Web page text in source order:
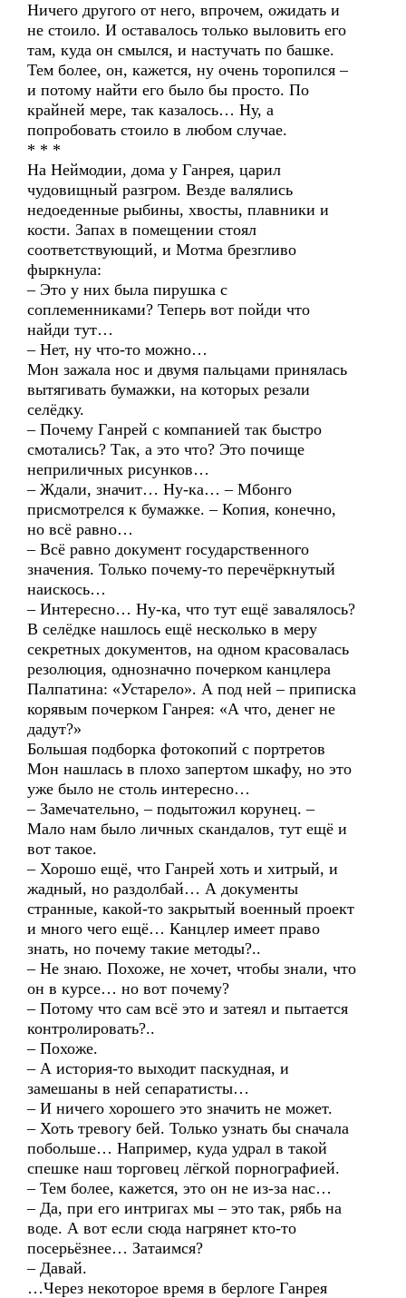
Ничего другого от него, впрочем, ожидать и
не стоило. И оставалось только выловить его
там, куда он смылся, и настучать по башке.
Тем более, он, кажется, ну очень торопился –
и потому найти его было бы просто. По
крайней мере, так казалось… Ну, а
попробовать стоило в любом случае.
* * *
На Неймодии, дома у Ганрея, царил
чудовищный разгром. Везде валялись
недоеденные рыбины, хвосты, плавники и
кости. Запах в помещении стоял
соответствующий, и Мотма брезгливо
фыркнула:
– Это у них была пирушка с
соплеменниками? Теперь вот пойди что
найди тут…
– Нет, ну что-то можно…
Мон зажала нос и двумя пальцами принялась
вытягивать бумажки, на которых резали
селёдку.
– Почему Ганрей с компанией так быстро
смотались? Так, а это что? Это почище
неприличных рисунков…
– Ждали, значит… Ну-ка… – Мбонго
присмотрелся к бумажке. – Копия, конечно,
но всё равно…
– Всё равно документ государственного
значения. Только почему-то перечёркнутый
наискось…
– Интересно… Ну-ка, что тут ещё завалялось?
В селёдке нашлось ещё несколько в меру
секретных документов, на одном красовалась
резолюция, однозначно почерком канцлера
Палпатина: «Устарело». А под ней – приписка
корявым почерком Ганрея: «А что, денег не
дадут?»
Большая подборка фотокопий с портретов
Мон нашлась в плохо запертом шкафу, но это
уже было не столь интересно…
– Замечательно, – подытожил корунец. –
Мало нам было личных скандалов, тут ещё и
вот такое.
– Хорошо ещё, что Ганрей хоть и хитрый, и
жадный, но раздолбай… А документы
странные, какой-то закрытый военный проект
и много чего ещё… Канцлер имеет право
знать, но почему такие методы?..
– Не знаю. Похоже, не хочет, чтобы знали, что
он в курсе… но вот почему?
– Потому что сам всё это и затеял и пытается
контролировать?..
– Похоже.
– А история-то выходит паскудная, и
замешаны в ней сепаратисты…
– И ничего хорошего это значить не может.
– Хоть тревогу бей. Только узнать бы сначала
побольше… Например, куда удрал в такой
спешке наш торговец лёгкой порнографией.
– Тем более, кажется, это он не из-за нас…
– Да, при его интригах мы – это так, рябь на
воде. А вот если сюда нагрянет кто-то
посерьёзнее… Затаимся?
– Давай.
…Через некоторое время в берлоге Ганрея